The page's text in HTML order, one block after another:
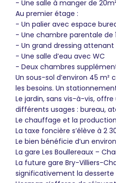
- Une salle à manger de
Au premier étage :
- Un palier avec espace
- Une chambre parentale de
- Un grand dressing attenant
- Une salle d’eau avec WC
- Deux chambres
Un sous-sol d’environ 45
les besoins. Un
Le jardin, sans vis-à-vis,
différents usages : bureau,
Le chauffage et la
La taxe foncière s’élève à 2
Le bien bénéficie d’un
La gare Les Boullereaux –
La future gare Bry-Villiers-
significativement la desserte